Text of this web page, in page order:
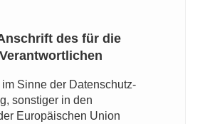
des für die
Sinne der Datenschutz-
sonstiger in den
Europäischen Union